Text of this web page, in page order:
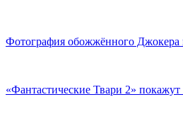
Фотография обожжённого Джокера
«Фантастические Твари 2»